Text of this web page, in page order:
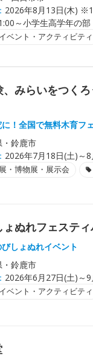
2026年8月13日(木)
～小学生高学年の部
ベント・アクティビティ
みらいをつく
に！全国で無料木育フ
・鈴鹿市
2026年7月18日(土)～
・博物展・展示会
ぬれフェステ
しょぬれイベント
・鈴鹿市
2026年6月27日(土)～
ベント・アクティビティ